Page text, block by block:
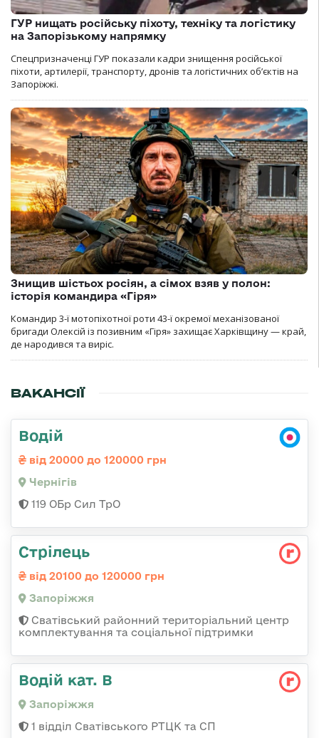
ГУР нищать російську піхоту, техніку та логістику
на Запорізькому напрямку
Спецпризначенці ГУР показали кадри знищення російської
піхоти, артилерії, транспорту, дронів та логістичних об’єктів на
Запоріжжі.
Знищив шістьох росіян, а сімох взяв у полон:
історія командира «Гіря»
Командир 3-ї мотопіхотної роти 43-ї окремої механізованої
бригади Олексій із позивним «Гіря» захищає Харківщину — край,
де народився та виріс.
ВАКАНСІЇ
Водій
від 20000 до 120000 грн
Чернігів
119 ОБр Сил ТрО
Стрілець
від 20100 до 120000 грн
Запоріжжя
Сватівський районний територіальний центр
комплектування та соціальної підтримки
Водій кат. В
Запоріжжя
1 відділ Сватівського РТЦК та СП